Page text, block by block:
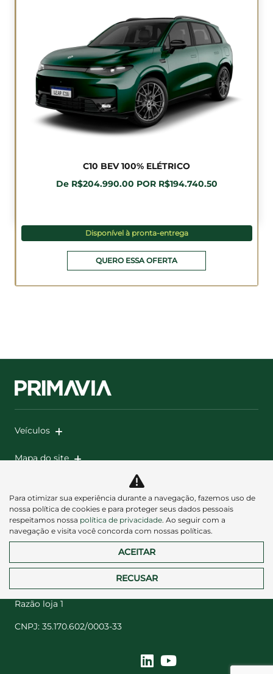
C10 BEV 100% ELÉTRICO
De R$204.990.00 POR R$194.740.50
Disponível à pronta-entrega
QUERO ESSA OFERTA
Veículos
Mapa do site
Desacelere. Seu bem maior é a vida.
Razão loja 1
CNPJ: 35.170.602/0003-33
Para otimizar sua experiência durante a navegação, fazemos uso de
nossa política de cookies e para proteger seus dados pessoais
respeitamos nossa política de privacidade. Ao seguir com a
navegação e visita você concorda com nossas políticas.
ACEITAR
RECUSAR